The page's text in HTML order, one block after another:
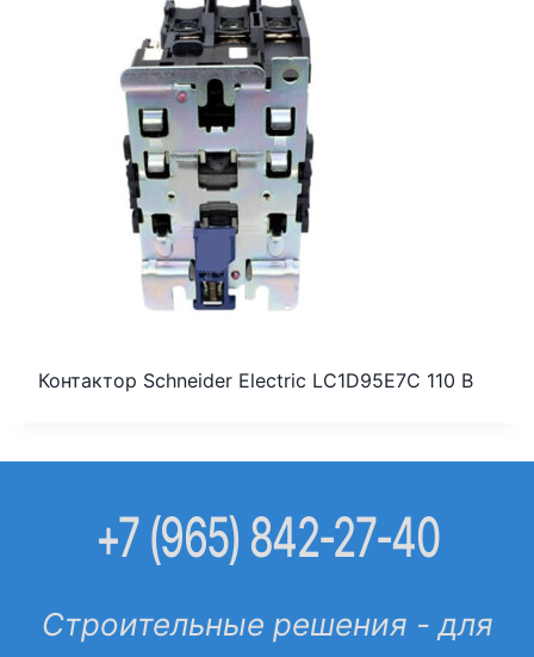
Контактор Schneider Electric LC1D95E7C 110 В
+7 (965) 842-27-40
Строительные решения - для